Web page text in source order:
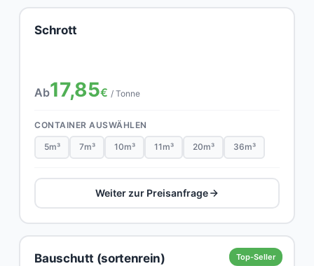
Schrott
Ab17,85€ / Tonne
CONTAINER AUSWÄHLEN
5m³ 7m³ 10m³ 11m³ 20m³ 36m³
Weiter zur Preisanfrage
Top-Seller
Bauschutt (sortenrein)